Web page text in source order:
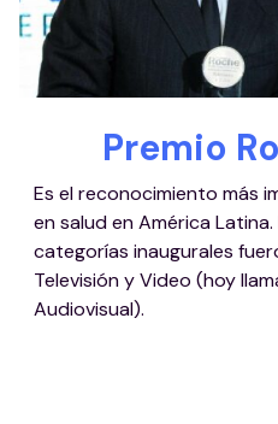
Premio
Es el reconocimiento más
en salud en América
categorías inaugurales
Televisión y Video (hoy
Audiovisual).